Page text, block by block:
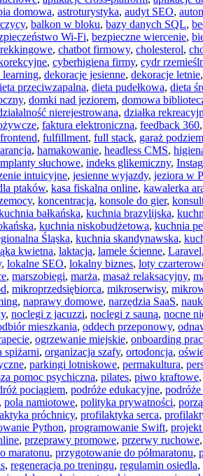
domowa, astroturystyka, audyt SEO,
, balkon w bloku, bazy danych SQL,
Wi-Fi, bezpieczne wiercenie,
, chatbot firmowy, cholesterol,
, cyberhigiena firmy, cydr
learning, dekoracje jesienne, dekoracje letnie,
przeciwzapalna, dieta pudełkowa, dieta
, domki nad jeziorem, domowa
nierejestrowana, działka
, faktura elektroniczna, feedback 360,
frontend, fulfillment, full stack, garaż
, hamakowanie, headless CMS,
słuchowe, indeks glikemiczny,
intuicyjne, jesienne wyjazdy, jeziora w
ptaków, kasa fiskalna online, kawalerka
, koncentracja, konsole do gier,
bałkańska, kuchnia brazylijska,
, kuchnia niskobudżetowa, kuchnia
Śląska, kuchnia skandynawska,
kwietna, laktacja, lamele ścienne, Laravel,
, lokalne SEO, lokalny biznes, loty
, marszobiegi, marża, masaż relaksacyjny,
, mikroprzedsiębiorca, mikroserwisy,
, naprawy domowe, narzędzia SaaS,
, noclegi z jacuzzi, noclegi z sauną, nocne
mieszkania, oddech przeponowy,
, ogrzewanie miejskie, onboarding
spiżarni, organizacja szafy, ortodoncja,
, parkingi lotniskowe, permakultura,
pomoc psychiczna, pilates, piwo kraftowe,
pociągiem, podróże edukacyjne,
, pola namiotowe, polityka prywatności,
próchnicy, profilaktyka serca,
Python, programowanie Swift,
, przeprawy promowe, przerwy ruchowe,
maratonu, przygotowanie do półmaratonu,
, regeneracja po treningu, regulamin osiedla,